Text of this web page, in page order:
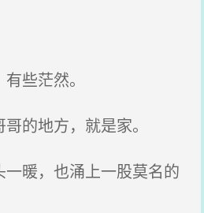
些茫然。
的地方，就是家。
暖，也涌上一股莫名的